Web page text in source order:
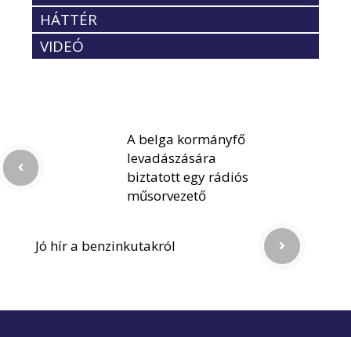
HÁTTÉR
VIDEÓ
A belga kormányfő
levadászására
biztatott egy rádiós
műsorvezető
Jó hír a benzinkutakról